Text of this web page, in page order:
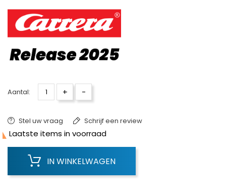
Aantal: + -
Stel uw vraag Schrijf een review
Laatste items in voorraad
IN WINKELWAGEN